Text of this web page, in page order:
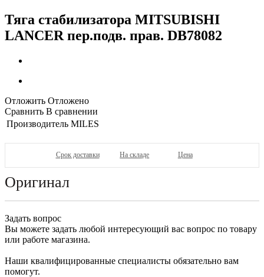
Тяга стабилизатора MITSUBISHI
LANCER пер.подв. прав. DB78082
Отложить Отложено
Сравнить В сравнении
Производитель MILES
Срок доставки На складе Цена
Оригинал
Задать вопрос
Вы можете задать любой интересующий вас вопрос по товару
или работе магазина.
Наши квалифицированные специалисты обязательно вам
помогут.